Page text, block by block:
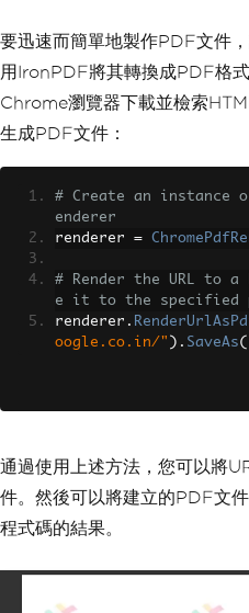
要迅速而簡單地製作PDF文件
用IronPDF將其轉換成PDF格
Chrome瀏覽器下載並檢索
生成PDF文件：
# Create an instance
enderer
renderer =
# Render the URL to
e it to the specified
renderer .
oogle.co.in/" ). SaveAs(
通過使用上述方法，您可以將
件。然後可以將建立的PDF文
程式碼的結果。